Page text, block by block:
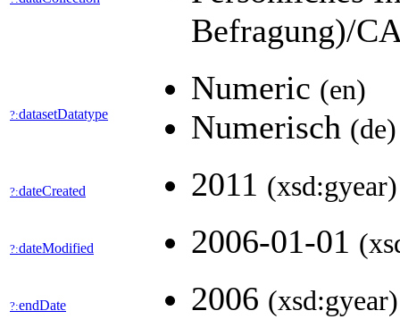
Befragung)/
?:datasetDatatype
Numeric (en)
Numerisch (de)
?:dateCreated 2011 (xsd:gyear)
?:dateModified 2006-01-01
?:endDate 2006 (xsd:gyear)